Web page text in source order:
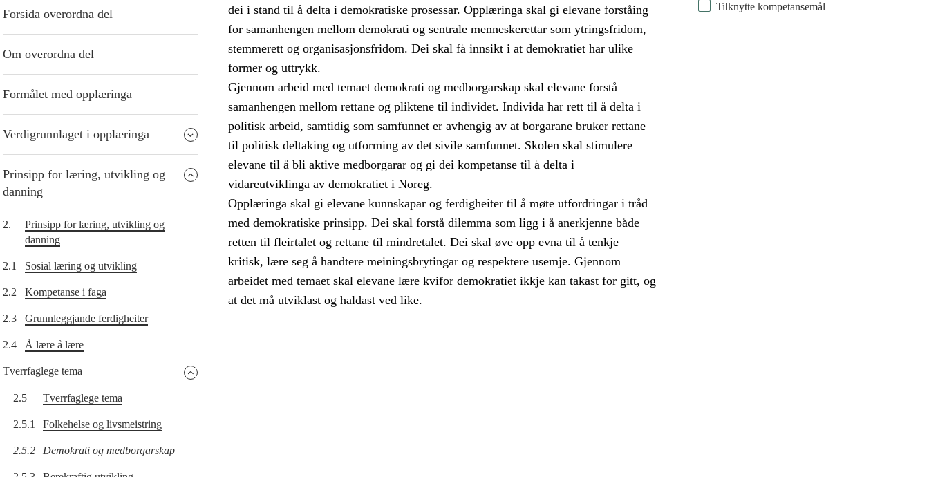
Forsida overordna del
Om overordna del
Formålet med opplæringa
Verdigrunnlaget i opplæringa
Prinsipp for læring, utvikling og
danning
2.
Prinsipp for læring, utvikling og
danning
2.1 Sosial læring og utvikling
2.2 Kompetanse i faga
2.3 Grunnleggjande ferdigheiter
2.4 Å lære å lære
Tverrfaglege tema
2.5 Tverrfaglege tema
2.5.1 Folkehelse og livsmeistring
2.5.2 Demokrati og medborgarskap
Tilknytte kompetansemål
dei i stand til å delta i demokratiske prosessar. Opplæringa skal gi elevane forståing
for samanhengen mellom demokrati og sentrale menneskerettar som ytringsfridom,
stemmerett og organisasjonsfridom. Dei skal få innsikt i at demokratiet har ulike
former og uttrykk.
Gjennom arbeid med temaet demokrati og medborgarskap skal elevane forstå
samanhengen mellom rettane og pliktene til individet. Individa har rett til å delta i
politisk arbeid, samtidig som samfunnet er avhengig av at borgarane bruker rettane
til politisk deltaking og utforming av det sivile samfunnet. Skolen skal stimulere
elevane til å bli aktive medborgarar og gi dei kompetanse til å delta i
vidareutviklinga av demokratiet i Noreg.
Opplæringa skal gi elevane kunnskapar og ferdigheiter til å møte utfordringar i tråd
med demokratiske prinsipp. Dei skal forstå dilemma som ligg i å anerkjenne både
retten til fleirtalet og rettane til mindretalet. Dei skal øve opp evna til å tenkje
kritisk, lære seg å handtere meiningsbrytingar og respektere usemje. Gjennom
arbeidet med temaet skal elevane lære kvifor demokratiet ikkje kan takast for gitt, og
at det må utviklast og haldast ved like.